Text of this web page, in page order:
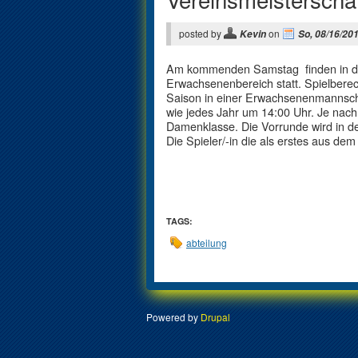
posted by Kevinon So, 08/16/
Am kommenden Samstag finden in
Erwachsenenbereich statt.
Saison in einer
wie jedes Jahr um 14:00 Uhr. Je
Damenklasse. Die Vorrunde wird in
Die Spieler/-in die als erstes aus
TAGS:
abteilung
Powered by Drupal